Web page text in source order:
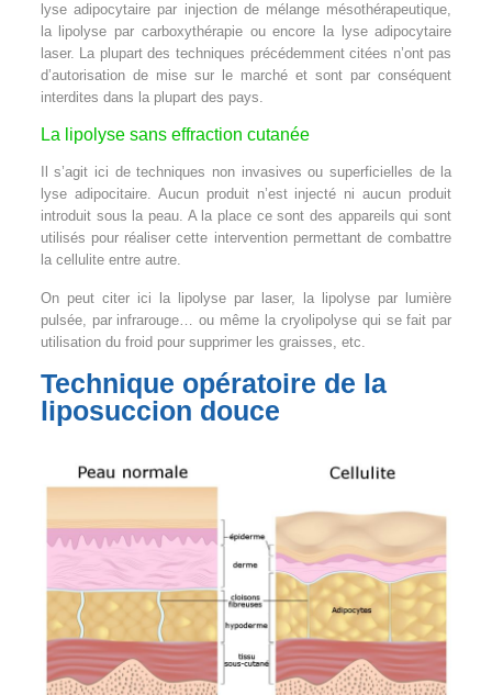
lyse adipocytaire par injection de mélange mésothérapeutique,
la lipolyse par carboxythérapie ou encore la lyse adipocytaire
laser. La plupart des techniques précédemment citées n’ont pas
d’autorisation de mise sur le marché et sont par conséquent
interdites dans la plupart des pays.
La lipolyse sans effraction cutanée
Il s’agit ici de techniques non invasives ou superficielles de la
lyse adipocitaire. Aucun produit n’est injecté ni aucun produit
introduit sous la peau. A la place ce sont des appareils qui sont
utilisés pour réaliser cette intervention permettant de combattre
la cellulite entre autre.
On peut citer ici la lipolyse par laser, la lipolyse par lumière
pulsée, par infrarouge… ou même la cryolipolyse qui se fait par
utilisation du froid pour supprimer les graisses, etc.
Technique opératoire de la
liposuccion douce